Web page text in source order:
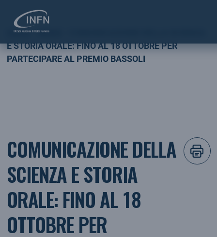
Home NEWS
E STORIA ORALE: FINO AL 18 OTTOBRE PER
PARTECIPARE AL PREMIO BASSOLI
COMUNICAZIONE DELLA
SCIENZA E STORIA
ORALE: FINO AL 18
OTTOBRE PER